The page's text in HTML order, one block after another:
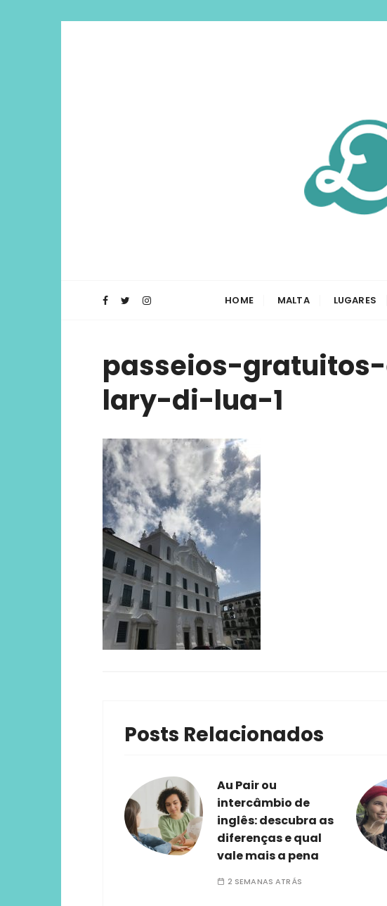
Di Lua |
HOME MALTA LUGARES
passeios-
lary-di-lua-1
Posts Relacionados
Au Pair ou
intercâmbio de
inglês: descubra as
diferenças e qual
vale mais a pena
2 SEMANAS ATRÁS